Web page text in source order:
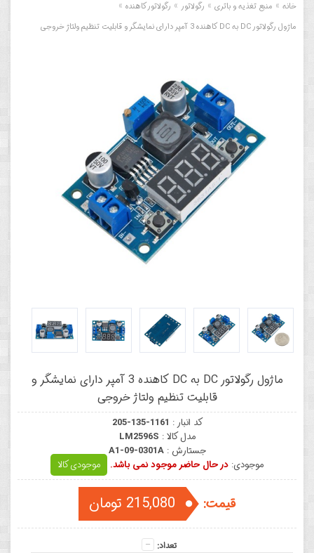
خانه » منبع تغذیه و باتری » رگولاتور » رگولاتور کاهنده »
ماژول رگولاتور DC به DC کاهنده 3 آمپر دارای نمایشگر و قابلیت تنظیم ولتاژ خروجی
ماژول رگولاتور DC به DC کاهنده 3 آمپر دارای نمایشگر و
قابلیت تنظیم ولتاژ خروجی
کد انبار : 205-135-1161
مدل کالا : LM2596S
جستارش :A1-09-0301A
موجودی: در حال حاضر موجود نمی باشد. موجودی کالا
قیمت: 215,080 تومان
تعداد: